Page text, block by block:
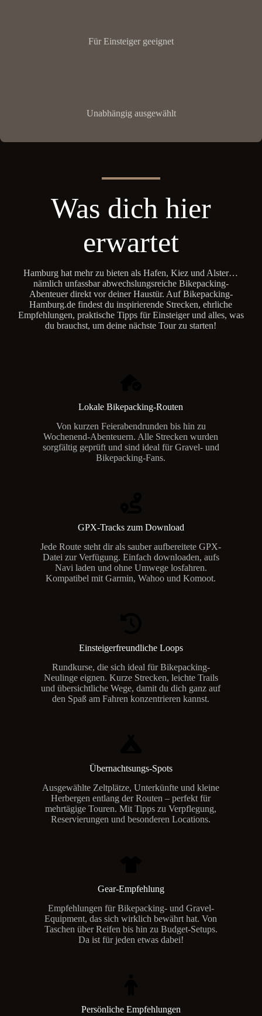
Für Einsteiger geeignet
Unabhängig ausgewählt
Was dich hier
erwartet
Hamburg hat mehr zu bieten als Hafen, Kiez und Alster…
nämlich unfassbar abwechslungsreiche Bikepacking-
Abenteuer direkt vor deiner Haustür. Auf Bikepacking-
Hamburg.de findest du inspirierende Strecken, ehrliche
Empfehlungen, praktische Tipps für Einsteiger und alles, was
du brauchst, um deine nächste Tour zu starten!
Lokale Bikepacking-Routen
Von kurzen Feierabendrunden bis hin zu
Wochenend-Abenteuern. Alle Strecken wurden
sorgfältig geprüft und sind ideal für Gravel- und
Bikepacking-Fans.
GPX-Tracks zum Download
Jede Route steht dir als sauber aufbereitete GPX-
Datei zur Verfügung. Einfach downloaden, aufs
Navi laden und ohne Umwege losfahren.
Kompatibel mit Garmin, Wahoo und Komoot.
Einsteigerfreundliche Loops
Rundkurse, die sich ideal für Bikepacking-
Neulinge eignen. Kurze Strecken, leichte Trails
und übersichtliche Wege, damit du dich ganz auf
den Spaß am Fahren konzentrieren kannst.
Übernachtsungs-Spots
Ausgewählte Zeltplätze, Unterkünfte und kleine
Herbergen entlang der Routen – perfekt für
mehrtägige Touren. Mit Tipps zu Verpflegung,
Reservierungen und besonderen Locations.
Gear-Empfehlung
Empfehlungen für Bikepacking- und Gravel-
Equipment, das sich wirklich bewährt hat. Von
Taschen über Reifen bis hin zu Budget-Setups.
Da ist für jeden etwas dabei!
Persönliche Empfehlungen